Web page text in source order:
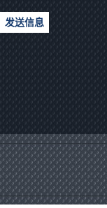
发送信息